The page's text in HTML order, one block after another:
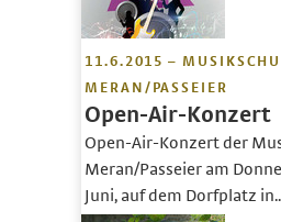
11.6.2015 –
MERAN/PASSEIER
Open-Air-Konzert
Open-Air-Konzert der
Meran/Passeier am
Juni, auf dem Dorfplatz